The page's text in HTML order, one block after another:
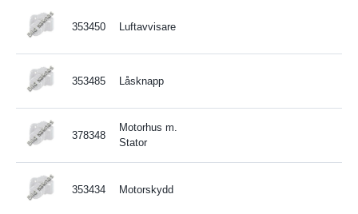
353450 Luftavvisare
353485 Låsknapp
378348
Motorhus m.
Stator
353434 Motorskydd